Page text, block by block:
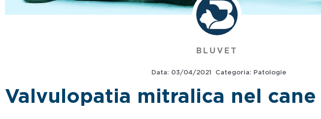
BLUVET
Data: 03/04/2021 Categoria: Patologie
Valvulopatia mitralica nel cane